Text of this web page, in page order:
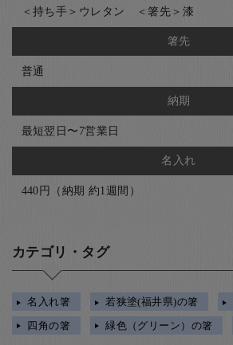
＜持ち手＞ウレタン ＜箸先＞漆
箸先
普通
納期
最短翌日〜7営業日
名入れ
440円（納期 約1週間）
カテゴリ・タグ
名入れ箸 若狭塗(福井県)の箸
四角の箸
緑色（グリーン）の箸